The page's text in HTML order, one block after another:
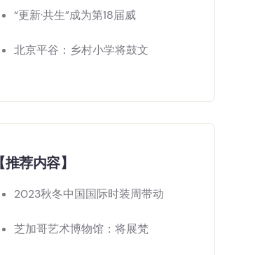
“更新·共生”成为第18届威
北京平谷：乡村小学将鼓文
【推荐内容】
2023秋冬中国国际时装周带动
芝加哥艺术博物馆：将展梵